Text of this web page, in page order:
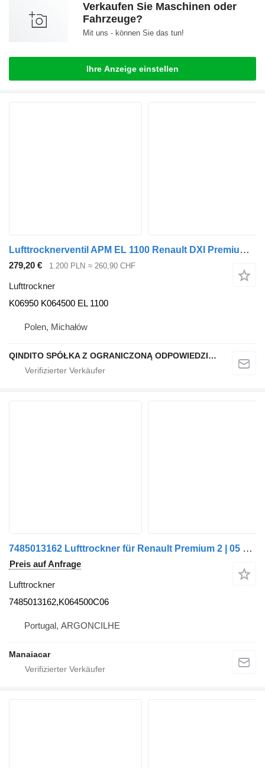
Verkaufen Sie Maschinen oder
Fahrzeuge?
Mit uns - können Sie das tun!
Ihre Anzeige einstellen
Lufttrocknerventil APM EL 1100 Renault DXI Premium Range D K06950 für Renault DXI PREMIUM GAMA D LKW
279,20 € 1.200 PLN ≈ 260,90 CHF
Lufttrockner
K06950 K064500 EL 1100
Polen, Michałów
QINDITO SPÓŁKA Z OGRANICZONĄ ODPOWIEDZIALNOŚCIĄ
7485013162 Lufttrockner für Renault Premium 2 | 05 LKW
Preis auf Anfrage
Lufttrockner
7485013162,K064500C06
Portugal, ARGONCILHE
Manaiacar